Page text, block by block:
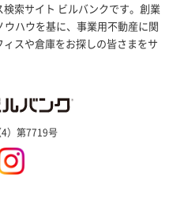
索サイト ビルバンクです。創業
ハウを基に、事業用不動産に関
スや倉庫をお探しの皆さまをサ
）第7719号